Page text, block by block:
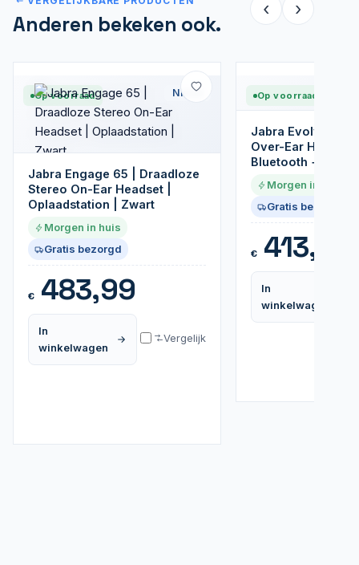
Anderen bekeken ook.
‹ ›
Op voorraad Nieuw
Jabra Engage 65 | Draadloze
Stereo On-Ear Headset |
Oplaadstation | Zwart
Morgen in huis
Gratis bezorgd
€483,99
In
winkelwagen
Vergelijk
Op voorraad
Jabra Evolve2 85
Over-Ear Headset
Bluetooth +
Morgen in huis
Gratis bezorgd
€413,99
In
winkelwagen